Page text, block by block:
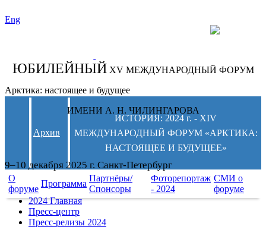
Eng
ЮБИЛЕЙНЫЙ XV МЕЖДУНАРОДНЫЙ ФОРУМ
Арктика: настоящее и будущее
ИМЕНИ А. Н. ЧИЛИНГАРОВА
9–10 декабря 2025 г. Санкт-Петербург
Архив
ИСТОРИЯ: 2024 г. - XIV
МЕЖДУНАРОДНЫЙ ФОРУМ «АРКТИКА:
НАСТОЯЩЕЕ И БУДУЩЕЕ»
О
форуме
Программа
Партнёры/
Спонсоры
Фоторепортаж
- 2024
СМИ о
форуме
2024 Главная
Пресс-центр
Пресс-релизы 2024